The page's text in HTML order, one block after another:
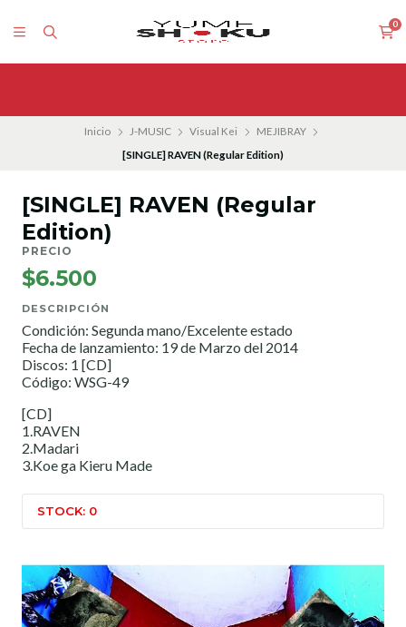
0
Inicio J-MUSIC Visual Kei
MEJIBRAY
[SINGLE] RAVEN (Regular Edition)
[SINGLE] RAVEN (Regular
Edition)
PRECIO
$6.500
DESCRIPCIÓN
Condición: Segunda mano/Excelente estado
Fecha de lanzamiento: 19 de Marzo del 2014
Discos: 1 [CD]
Código: WSG-49
[CD]
1.RAVEN
2.Madari
3.Koe ga Kieru Made
STOCK: 0